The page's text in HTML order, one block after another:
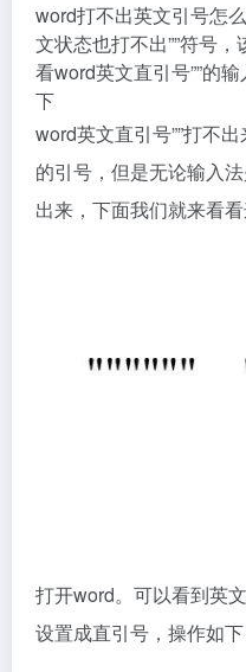
word打不出英文引号怎
文状态也打不出””符号
看word英文直引号””的
下
word英文直引号””打不
的引号，但是无论输入
出来，下面我们就来看
打开word。可以看到英
设置成直引号，操作如下